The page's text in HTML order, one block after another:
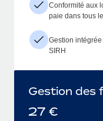
Conformité aux
paie dans tous
Gestion
SIRH
Gestion des
27 €